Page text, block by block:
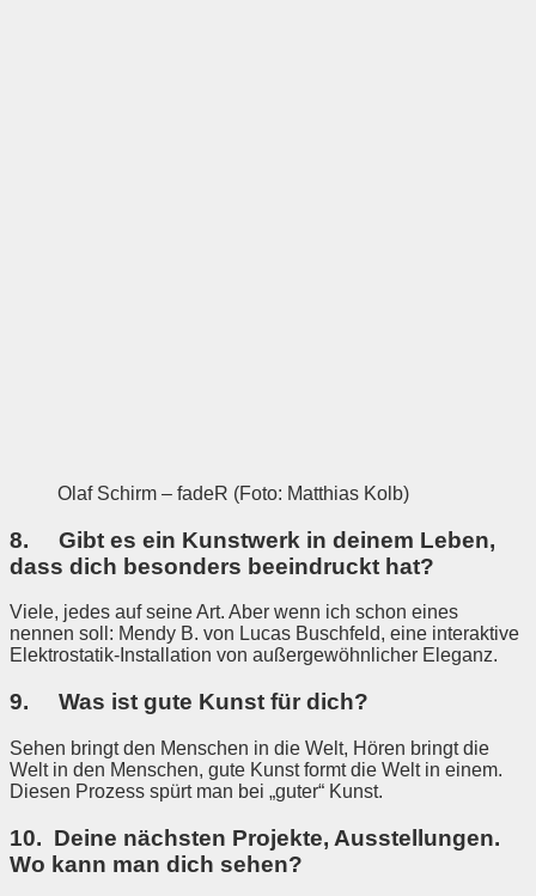
Olaf Schirm – fadeR (Foto: Matthias Kolb)
8. Gibt es ein Kunstwerk in deinem Leben,
dass dich besonders beeindruckt hat?
Viele, jedes auf seine Art. Aber wenn ich schon eines
nennen soll: Mendy B. von Lucas Buschfeld, eine interaktive
Elektrostatik-Installation von außergewöhnlicher Eleganz.
9. Was ist gute Kunst für dich?
Sehen bringt den Menschen in die Welt, Hören bringt die
Welt in den Menschen, gute Kunst formt die Welt in einem.
Diesen Prozess spürt man bei „guter“ Kunst.
10. Deine nächsten Projekte, Ausstellungen.
Wo kann man dich sehen?